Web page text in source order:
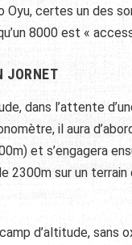
Oyu, certes un des
8000 est «
JORNET
dans l’attente
il aura
et s’engagera
2300m sur un
d’altitude, sans